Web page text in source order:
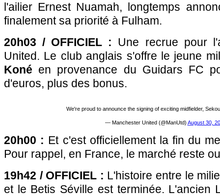
l'ailier Ernest Nuamah, longtemps
finalement sa priorité à Fulham.
20h03 / OFFICIEL : Une recrue pour
United. Le club anglais s'offre le jeune
Koné en provenance du Guidars FC
d'euros, plus des bonus.
We're proud to announce the signing of exciting midfielder,
— Manchester United (@ManUtd) August 30,
20h00 : Et c'est officiellement la fin du
Pour rappel, en France, le marché reste
19h42 / OFFICIEL : L'histoire entre le
et le Betis Séville est terminée. L'ancien